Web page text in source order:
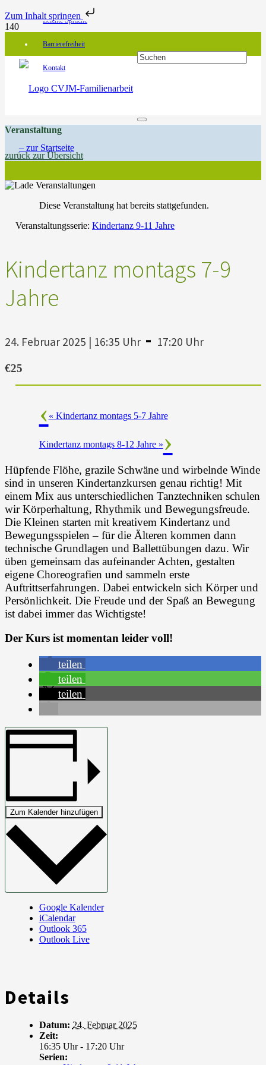
Zum Inhalt springen
Leichte Sprache
Barrierefreiheit
Kontakt
Veranstaltung
zurück zur Übersicht
Diese Veranstaltung hat bereits stattgefunden.
Veranstaltungsserie: Kindertanz 9-11 Jahre
Kindertanz montags 7-9
Jahre
24. Februar 2025 | 16:35 Uhr - 17:20 Uhr
€25
« Kindertanz montags 5-7 Jahre
Kindertanz montags 8-12 Jahre »
Hüpfende Flöhe, grazile Schwäne und wirbelnde Winde
sind in unseren Kindertanzkursen genau richtig! Mit
einem Mix aus unterschiedlichen Tanztechniken schulen
wir Körperhaltung, Rhythmik und Bewegungsfreude.
Die Kleinen starten mit kreativem Kindertanz und
Bewegungsspielen – für die Älteren kommen dann
technische Grundlagen und Ballettübungen dazu. Wir
üben gemeinsam das aufeinander Achten, gestalten
eigene Choreografien und sammeln erste
Auftrittserfahrungen. Dabei entwickeln sich Körper und
Persönlichkeit. Die Freude und der Spaß an Bewegung
ist dabei immer das Wichtigste!
Der Kurs ist momentan leider voll!
teilen
teilen
teilen
Zum Kalender hinzufügen
Google Kalender
iCalendar
Outlook 365
Outlook Live
Details
Datum: 24. Februar 2025
Zeit:
16:35 Uhr - 17:20 Uhr
Serien: